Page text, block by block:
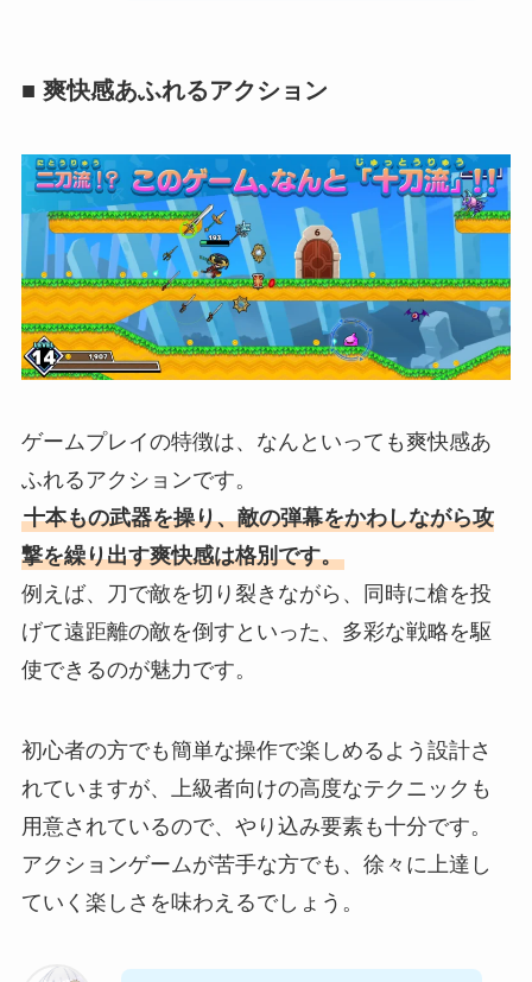
■ 爽快感あふれるアクション
ゲームプレイの特徴は、なんといっても爽快感あ
ふれるアクションです。
十本もの武器を操り、敵の弾幕をかわしながら攻
撃を繰り出す爽快感は格別です。
例えば、刀で敵を切り裂きながら、同時に槍を投
げて遠距離の敵を倒すといった、多彩な戦略を駆
使できるのが魅力です。
初心者の方でも簡単な操作で楽しめるよう設計さ
れていますが、上級者向けの高度なテクニックも
用意されているので、やり込み要素も十分です。
アクションゲームが苦手な方でも、徐々に上達し
ていく楽しさを味わえるでしょう。